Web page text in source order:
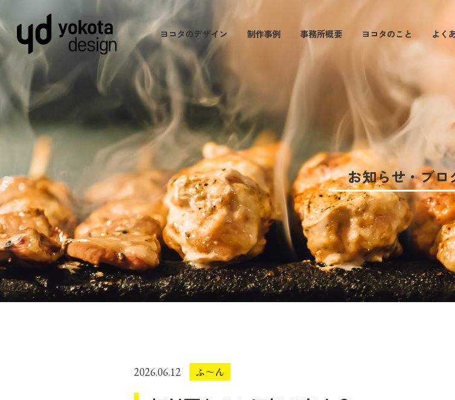
ヨコタのデザイン 制作事例 事務所概要 ヨコタのこと よく
お知らせ・ブロ
2026.06.12 ふ～ん